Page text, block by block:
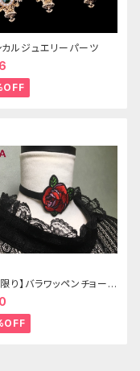
カルジュエリーパーツ
限り】バラワッペンチョーカ